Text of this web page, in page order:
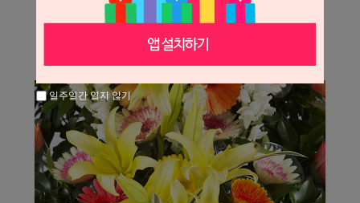
일주일간 열지 않기